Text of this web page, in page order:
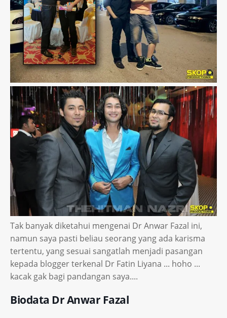
Tak banyak diketahui mengenai Dr Anwar Fazal ini,
namun saya pasti beliau seorang yang ada karisma
tertentu, yang sesuai sangatlah menjadi pasangan
kepada blogger terkenal Dr Fatin Liyana ... hoho ...
kacak gak bagi pandangan saya....
Biodata Dr Anwar Fazal